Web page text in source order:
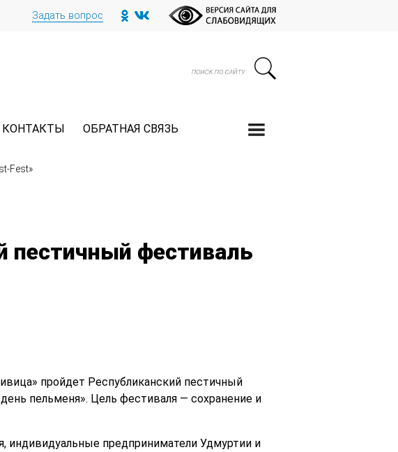
Задать вопрос
КОНТАКТЫ ОБРАТНАЯ СВЯЗЬ
Fest»
пестичный фестиваль
пройдет Республиканский пестичный
пельменя». Цель фестиваля — сохранение и
индивидуальные предприниматели Удмуртии и